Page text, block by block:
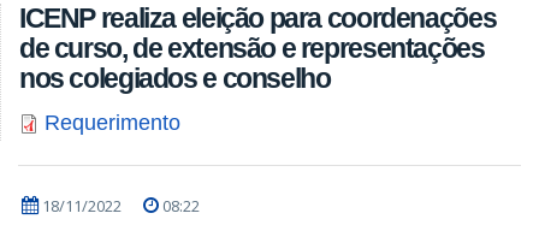
ICENP realiza eleição para coordenações
de curso, de extensão e representações
nos colegiados e conselho
Requerimento
18/11/2022 08:22